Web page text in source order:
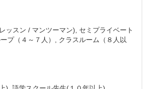
ッスン / マンツーマン), セミプライベート
ープ（４～７人）, クラスルーム（８人以